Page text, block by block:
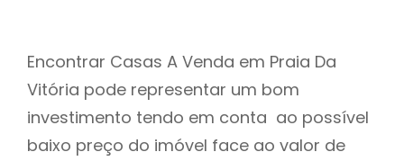
Encontrar Casas A Venda em Praia Da
Vitória pode representar um bom
investimento tendo em conta ao possível
baixo preço do imóvel face ao valor de